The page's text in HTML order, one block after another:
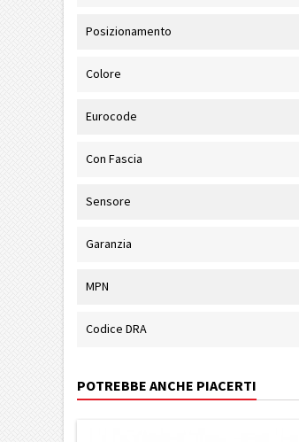
Posizionamento
Colore
Eurocode
Con Fascia
Sensore
Garanzia
MPN
Codice DRA
POTREBBE ANCHE PIACERTI